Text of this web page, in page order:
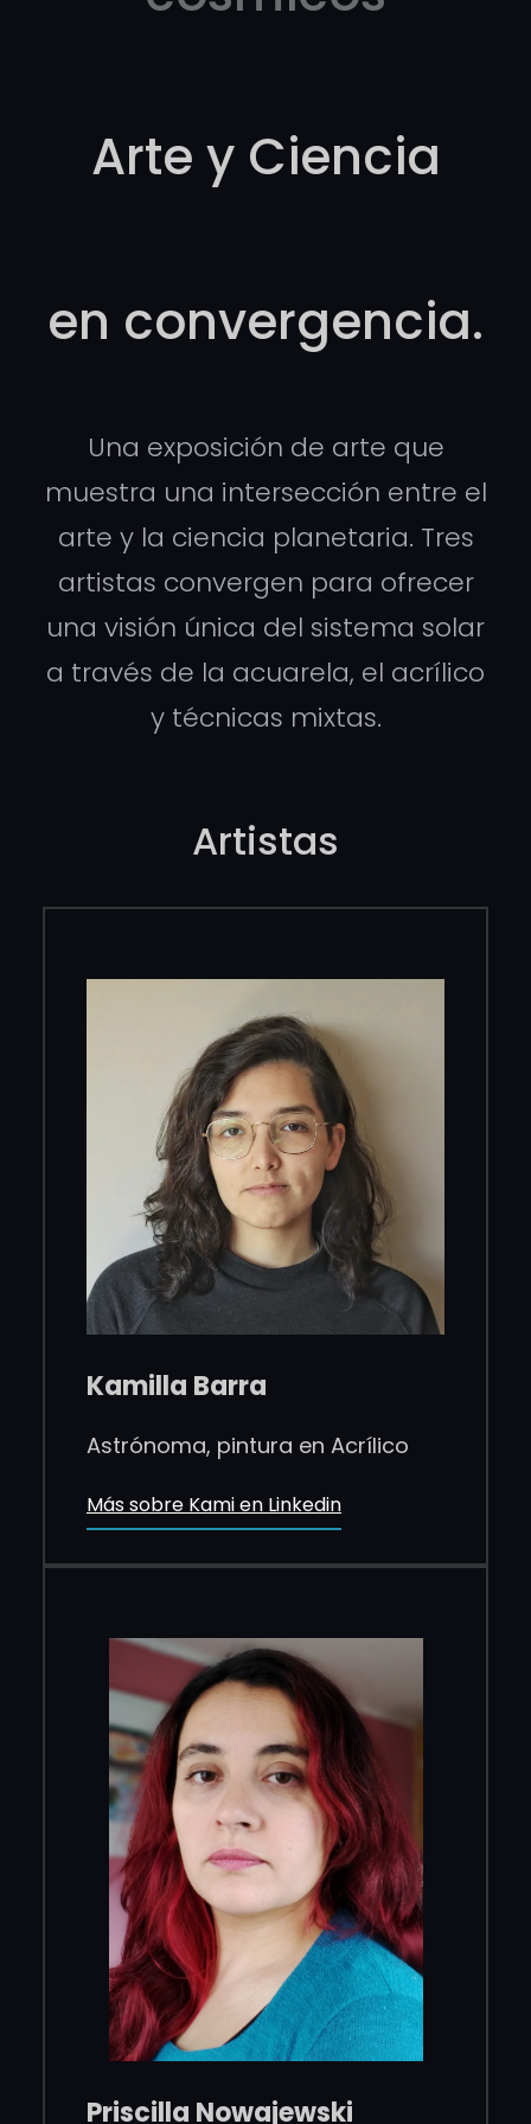
Arte y Ciencia
en convergencia.
Una exposición de arte que
muestra una intersección entre el
arte y la ciencia planetaria. Tres
artistas convergen para ofrecer
una visión única del sistema solar
a través de la acuarela, el acrílico
y técnicas mixtas.
Artistas
Kamilla Barra
Astrónoma, pintura en Acrílico
Más sobre Kami en Linkedin
Priscilla Nowajewski